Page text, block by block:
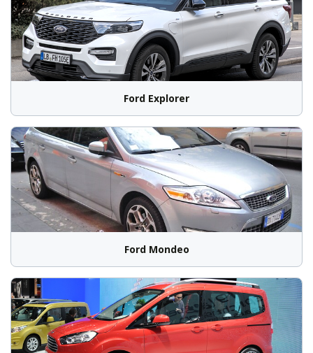
Ford Explorer
Ford Mondeo